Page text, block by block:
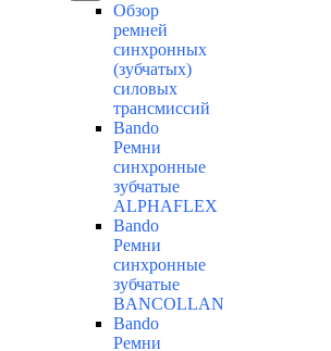
Обзор
ремней
синхронных
(зубчатых)
силовых
трансмиссий
Bando
Ремни
синхронные
зубчатые
ALPHAFLEX
Bando
Ремни
синхронные
зубчатые
BANCOLLAN
Bando
Ремни